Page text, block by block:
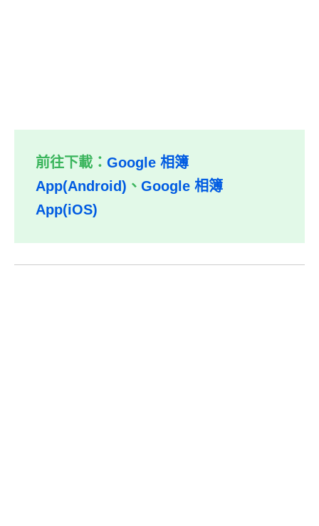
前往下載： Google 相簿
App(Android) 、 Google 相簿
App(iOS)